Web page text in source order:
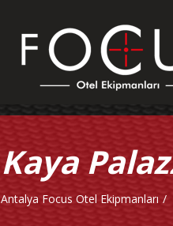
Kaya
Antalya Focus Otel Ekipmanları